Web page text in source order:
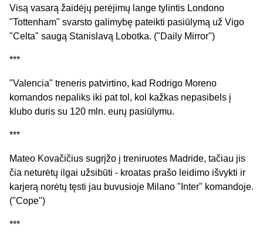
Visą vasarą žaidėjų perėjimų lange tylintis Londono
"Tottenham" svarsto galimybę pateikti pasiūlymą už Vigo
"Celta" saugą Stanislavą Lobotka. ("Daily Mirror")
***
"Valencia" treneris patvirtino, kad Rodrigo Moreno
komandos nepaliks iki pat tol, kol kažkas nepasibels į
klubo duris su 120 mln. eurų pasiūlymu.
***
Mateo Kovačičius sugrįžo į treniruotes Madride, tačiau jis
čia neturėtų ilgai užsibūti - kroatas prašo leidimo išvykti ir
karjerą norėtų tęsti jau buvusioje Milano "Inter" komandoje.
("Cope")
***